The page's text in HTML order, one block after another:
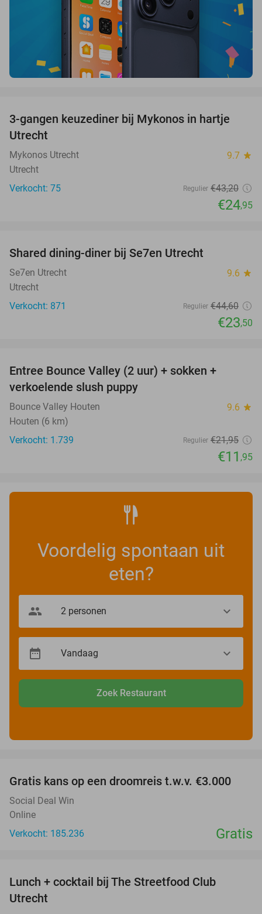
42%
3-gangen keuzediner bij Mykonos in hartje
Utrecht
Mykonos Utrecht 9.7 star
Utrecht
Verkocht: 75
Regulier €43,20
€24,95
Shared dining-diner bij Se7en Utrecht
Se7en Utrecht 9.6 star
Utrecht
Verkocht: 871
Regulier €44,60
€23,50
Entree Bounce Valley (2 uur) + sokken +
verkoelende slush puppy
Bounce Valley Houten 9.6 star
Houten (6 km)
Verkocht: 1.739
Regulier €21,95
€11 ,95
Voordelig spontaan uit
eten?
Zoek Restaurant
Gratis kans op een droomreis t.w.v. €3.000
Social Deal Win
Online
Verkocht: 185.236
Gratis
Lunch + cocktail bij The Streetfood Club
Utrecht